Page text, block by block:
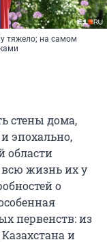
тяжело; на самом
стены дома,
эпохально,
области
жизнь их у
о
первенств: из
и